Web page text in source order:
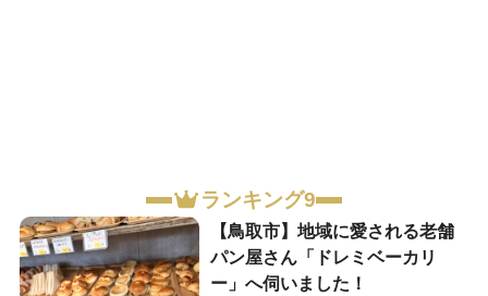
ランキング9
【鳥取市】地域に愛される老舗
パン屋さん「ドレミベーカリ
ー」へ伺いました！